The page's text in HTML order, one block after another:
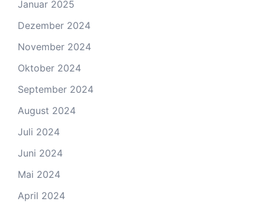
Januar 2025
Dezember 2024
November 2024
Oktober 2024
September 2024
August 2024
Juli 2024
Juni 2024
Mai 2024
April 2024